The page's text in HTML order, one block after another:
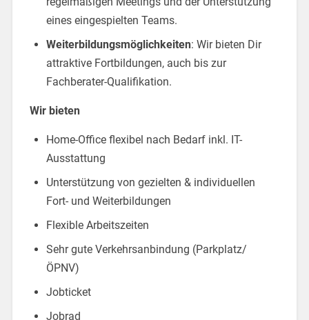
eines eingespielten Teams.
Weiterbildungsmöglichkeiten: Wir bieten Dir
attraktive Fortbildungen, auch bis zur
Fachberater-Qualifikation.
Wir bieten
Home-Office flexibel nach Bedarf inkl. IT-
Ausstattung
Unterstützung von gezielten & individuellen
Fort- und Weiterbildungen
Flexible Arbeitszeiten
Sehr gute Verkehrsanbindung (Parkplatz/
ÖPNV)
Jobticket
Jobrad